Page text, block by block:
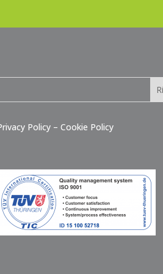
Policy – Cookie Policy